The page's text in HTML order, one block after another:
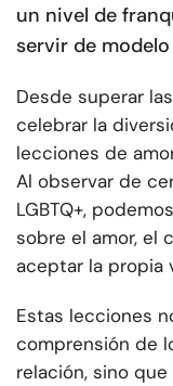
un nivel de
servir de
Desde superar
celebrar la
lecciones de
Al observar de
LGBTQ+,
sobre el amor, el
aceptar la propia
Estas lecciones
comprensión de
relación, sino